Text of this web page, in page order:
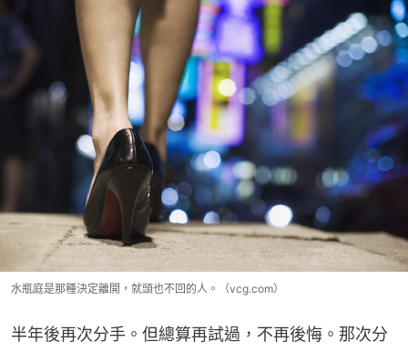
水瓶庭是那種決定離開，就頭也不回的人。（vcg.com）
半年後再次分手。但總算再試過，不再後悔。那次分